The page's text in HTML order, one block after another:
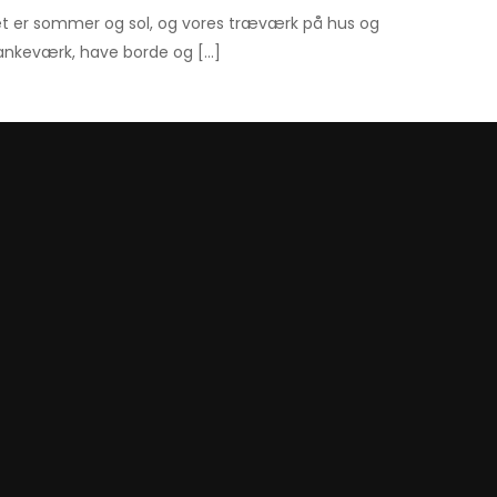
er sommer og sol, og vores træværk på hus og
have borde og […]